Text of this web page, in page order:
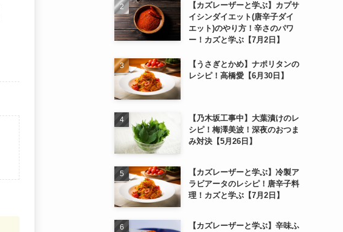
【カズレーザーと学ぶ】カプサ
イシンダイエット(唐辛子ダイ
エット)のやり方！辛さのパワ
ー！カズと学ぶ【7月2日】
【うさぎとかめ】ナポリタンの
レシピ！高橋愛【6月30日】
【乃木坂工事中】大葉漬けのレ
シピ！梅澤美波！深夜のおつま
み対決【5月26日】
【カズレーザーと学ぶ】冷製ア
ラビアータのレシピ！唐辛子料
理！カズと学ぶ【7月2日】
【カズレーザーと学ぶ】辛味ふ